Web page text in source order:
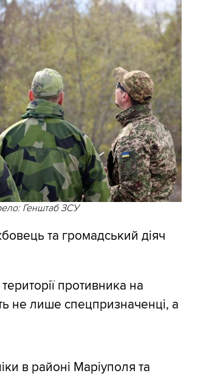
Генштаб ЗСУ
та громадський діяч
противника на
не лише спецпризначенці, а
в районі Маріуполя та